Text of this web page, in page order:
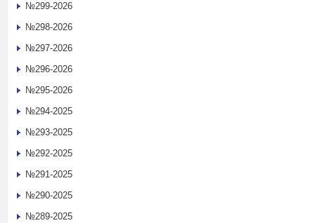
№299-2026
№298-2026
№297-2026
№296-2026
№295-2026
№294-2025
№293-2025
№292-2025
№291-2025
№290-2025
№289-2025